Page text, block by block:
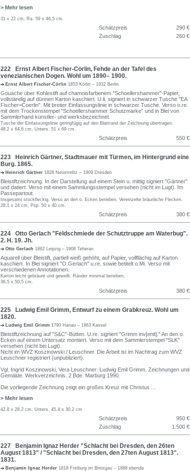
> Mehr lesen
31 x 22 cm, Ra. 59 x 46,5 cm.
Schätzpreis
290 €
Zuschlag
260 €
222 Ernst Albert Fischer-Cörlin, Fehde an der Tafel des
venezianischen Dogen. Wohl um 1890– 1900.
Ernst Albert Fischer-Cörlin 1853 Körlin – 1932 Berlin
Gouache über Kohlestift auf chamoisfarbenem "Schoellershammer"-Papier,
vollständig auf dünnen Karton kaschiert. U.li. signiert in schwarzer Tusche "EA
Fischer=Coerlin". Mit breiter Einfassungslinie in schwarzer Tusche. Verso o.re.
mit dem Trockenstempel "Schoellershammer Schutzmarke" und in Blei von
Sammlerhand künstler- und werksbezeichnet.
Tusche der Einfassungslinie geringfügig auf den Blattrand der Zeichnung übertragen.
48,2 x 64,6 cm, Unters. 51 x 69 cm.
Schätzpreis 550 €
223 Heinrich Gärtner, Stadtmauer mit Türmen, im Hintergrund eine
Burg. 1865.
Heinrich Gärtner 1828 Neustrelitz – 1909 Dresden
Bleistiftzeichnung. In der Darstellung auf einem Stein u. mittig signiert "Gärtner"
und datiert. Verso mit einem Sammlungsstempel versehen (nicht im Lugt). Im
Passepartout.
Insgesamt stockfleckig. Verso an den o. Ecken berieben. Vereinzelte bräunliche Flecken.
28,1 x 24 cm, Psp. 50 x 40 cm.
Schätzpreis 380 €
224 Otto Gerlach "Feldschmiede der Schutztruppe am Waterbug".
2. H. 19. Jh.
Otto Gerlach 1862 Leipzig – 1908 Teheran
Aquarell über Bleistift, partiell weiß gehöht, auf Papier, vollflächig auf Karton
kaschiert. In Blei signiert "O.Gerlach" u.re. sowie betitelt o.Mi. Verso mit
verschiedenen Annotationen.
Karton leicht gebräunt und gewellt. Ränder minimal berieben.
36,5 x 50,5 cm.
Schätzpreis 380 €
225 Ludwig Emil Grimm, Entwurf zu einem Grabkreuz. Wohl um
1820.
Ludwig Emil Grimm 1790 Hanau – 1863 Kassel
Bleistiftzeichnung auf "S&C"-Bütten. U.re. signiert "Grimm inv[enit]." An den o.
Ecken auf einem Untersatz montiert. Verso mit dem Sammlerstempel "SLK"
versehen (nicht bei Lugt).
Nicht im WVZ Koszinowski / Leuschner. Die Arbeit ist im Nachtrag zum WVZ
Leuschner registriert (unpubliziert).
Vgl. Ingrid Koszinowski, Vera Leuschner: Ludwig Emil Grimm. Zeichnungen und
Gemälde. Werkverzeichnis. 2 Bde. Marburg 1990.
Die vorliegende Zeichnung zeigt ein großes Kreuz mit Christus
> Mehr lesen
42,8 x 28,2 cm, Unters. 45,4 x 30,2 cm.
Schätzpreis
950 €
Zuschlag
1.500 €
227 Benjamin Ignaz Herder "Schlacht bei Dresden, den 26ten
August 1813" / "Schlacht bei Dresden, den 27ten August 1813".
1831.
Benjamin Ignaz Herder 1818 Freiburg im Breisgau – 1888 ebenda